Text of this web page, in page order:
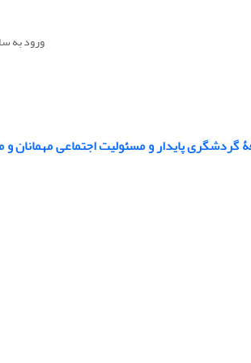
ورود به
گردشگری پایدار و مسئولیت اجتماعی مهمانان